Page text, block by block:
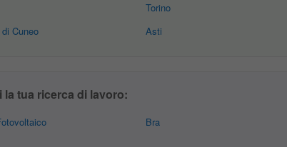
Cuneo
Torino
Asti
la tua ricerca di lavoro:
Bra